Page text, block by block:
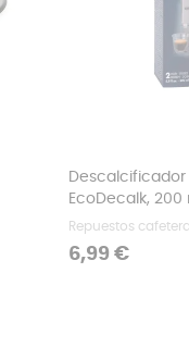
EcoDecalk, 200
Repuestos cafetera
Precio
6,99 €